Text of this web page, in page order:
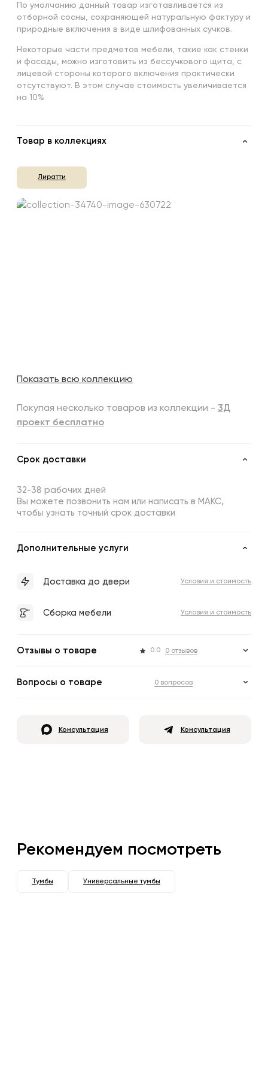
По умолчанию данный товар изготавливается из
отборной сосны, сохраняющей натуральную фактуру и
природные включения в виде шлифованных сучков.
Некоторые части предметов мебели, такие как стенки
и фасады, можно изготовить из бессучкового щита, с
лицевой стороны которого включения практически
отсутствуют. В этом случае стоимость увеличивается
на 10%
Товар в коллекциях
Лиратти
Показать всю коллекцию
Покупая несколько товаров из коллекции - 3Д
проект бесплатно
Срок доставки
32-38 рабочих дней
Вы можете позвонить нам или написать в МАКС,
чтобы узнать точный срок доставки
Дополнительные услуги
Доставка до двери Условия и стоимость
Сборка мебели Условия и стоимость
Отзывы о товаре 0.0 0 отзывов
Вопросы о товаре 0 вопросов
Консультация Консультация
Рекомендуем посмотреть
Тумбы Универсальные тумбы